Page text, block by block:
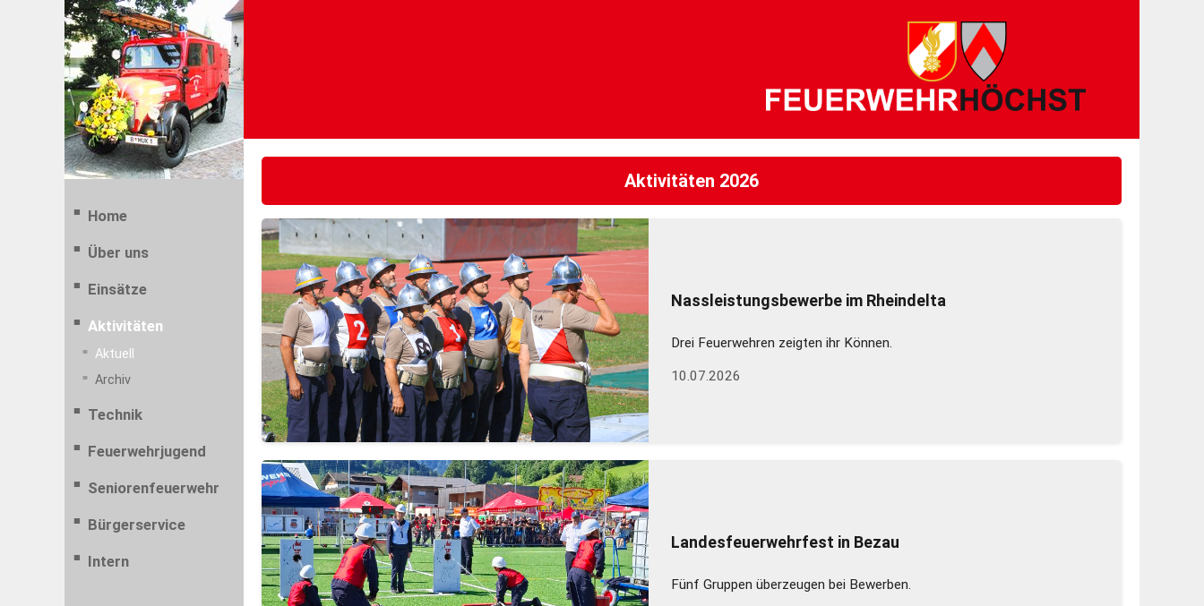
Home
Über uns
Einsätze
Aktivitäten
Aktuell
Archiv
Technik
Feuerwehrjugend
Seniorenfeuerwehr
Bürgerservice
Intern
Aktivitäten 2026
Nassleistungsbewerbe im Rheindelta
Drei Feuerwehren zeigten ihr Können.
10.07.2026
Landesfeuerwehrfest in Bezau
Fünf Gruppen überzeugen bei Bewerben.